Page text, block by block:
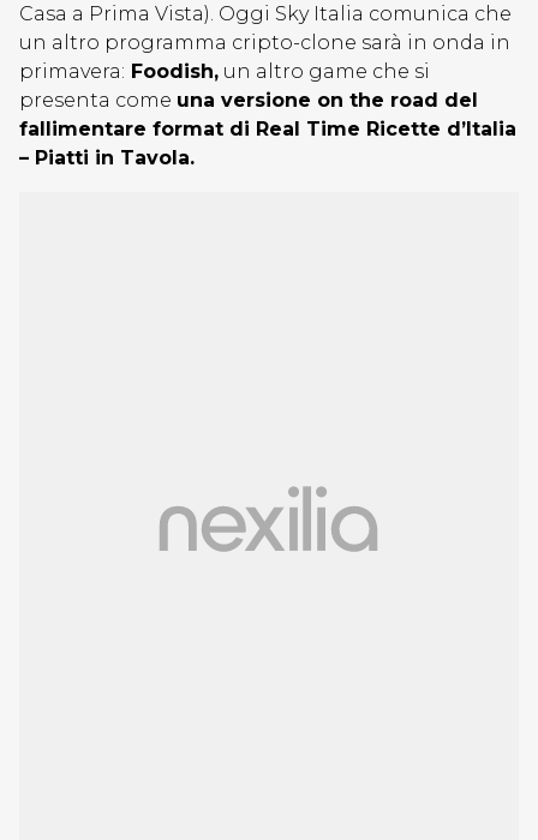
Casa a Prima Vista). Oggi Sky Italia comunica che
un altro programma cripto-clone sarà in onda in
primavera: Foodish, un altro game che si
presenta come una versione on the road del
fallimentare format di Real Time Ricette d’Italia
– Piatti in Tavola.